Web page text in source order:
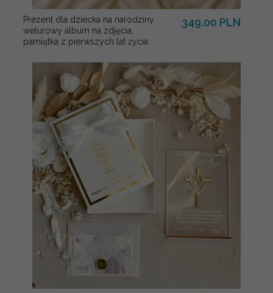
Prezent dla dziecka na narodziny
welurowy album na zdjęcia,
pamiątka z pierwszych lat życia
349.00 PLN